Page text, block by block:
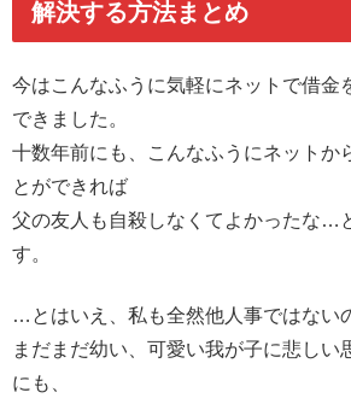
解決する方法まとめ
今はこんなふうに気軽にネットで借金
できました。
十数年前にも、こんなふうにネットか
とができれば
父の友人も自殺しなくてよかったな…
す。
…とはいえ、私も全然他人事ではない
まだまだ幼い、可愛い我が子に悲しい
にも、